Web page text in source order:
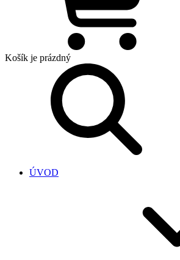
Košík je prázdný
ÚVOD